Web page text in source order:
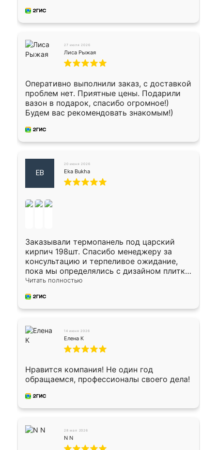
27 июля 2026
Лиса Рыжая
Оперативно выполнили заказ, с доставкой
проблем нет. Приятные цены. Подарили
вазон в подарок, спасибо огромное!)
Будем вас рекомендовать знакомым!)
EB
20 июня 2026
Eka Bukha
Заказывали термопанель под царский
кирпич 198шт. Спасибо менеджеру за
консультацию и терпеливое ожидание,
пока мы определялись с дизайном плитки.
Исполнен заказ в срок, спасибо
предоплата наличкой 50%. Накануне с
водителем договорились о доставке в
Окончательный расчет при получении.
Огромная благодарность водителю, помог
выгрузить. Получили коробку плитки на
Осталось дело за малым-монтировать)))
Подарили два больших вазона трапеция
из архитектурного бетона-красота.
Читать полностью
14 июня 2026
Елена К
Нравится компания! Не один год
обращаемся, профессионалы своего дела!
28 мая 2026
N N